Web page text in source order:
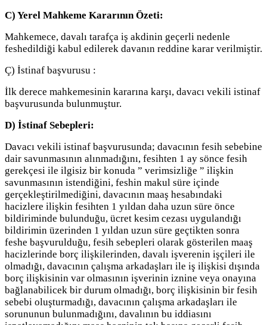
C) Yerel Mahkeme Kararının Özeti:
Mahkemece, davalı tarafça iş akdinin geçerli nedenle
feshedildiği kabul edilerek davanın reddine karar verilmiştir.
Ç) İstinaf başvurusu :
İlk derece mahkemesinin kararına karşı, davacı vekili istinaf
başvurusunda bulunmuştur.
D) İstinaf Sebepleri:
Davacı vekili istinaf başvurusunda; davacının fesih sebebine
dair savunmasının alınmadığını, fesihten 1 ay sönce fesih
gerekçesi ile ilgisiz bir konuda ” verimsizliğe ” ilişkin
savunmasının istendiğini, feshin makul süre içinde
gerçekleştirilmediğini, davacının maaş hesabındaki
hacizlere ilişkin fesihten 1 yıldan daha uzun süre önce
bildiriminde bulunduğu, ücret kesim cezası uygulandığı
bildirimin üzerinden 1 yıldan uzun süre geçtikten sonra
feshe başvurulduğu, fesih sebepleri olarak gösterilen maaş
hacizlerinde borç ilişkilerinden, davalı işverenin işçileri ile
olmadığı, davacının çalışma arkadaşları ile iş ilişkisi dışında
borç ilişkisinin var olmasının işverinin iznine veya onayına
bağlanabilicek bir durum olmadığı, borç ilişkisinin bir fesih
sebebi oluşturmadığı, davacının çalışma arkadaşları ile
sorununun bulunmadığını, davalının bu iddiasını